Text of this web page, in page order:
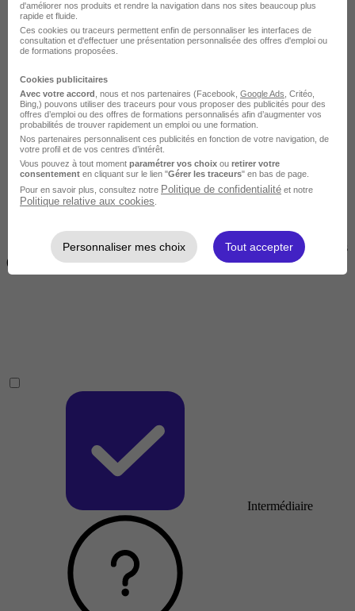
Courte
2 jours à 2 semaines
(14h à 70h)
Intermédiaire
d'améliorer nos produits et rendre la navigation dans nos sites beaucoup plus
rapide et fluide.
Ces cookies ou traceurs permettent enfin de personnaliser les interfaces de
consultation et d'effectuer une présentation personnalisée des offres d'emploi ou
de formations proposées.
Cookies publicitaires
Avec votre accord , nous et nos partenaires (Facebook, Google Ads , Critéo,
Bing,) pouvons utiliser des traceurs pour vous proposer des publicités pour des
offres d’emploi ou des offres de formations personnalisés afin d’augmenter vos
probabilités de trouver rapidement un emploi ou une formation.
Nos partenaires personnalisent ces publicités en fonction de votre navigation, de
votre profil et de vos centres d’intérêt.
Vous pouvez à tout moment paramétrer vos choix ou retirer votre
consentement en cliquant sur le lien "Gérer les traceurs" en bas de page.
Pour en savoir plus, consultez notre Politique de confidentialité et notre
Politique relative aux cookies
Personnaliser mes choix Tout accepter